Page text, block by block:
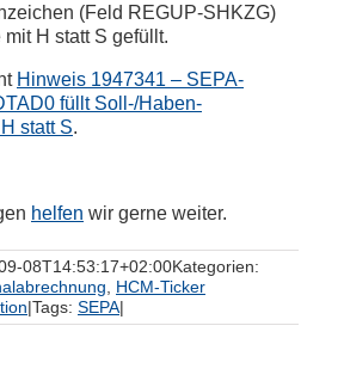
(Feld REGUP-SHKZG)
H statt S gefüllt.
Hinweis 1947341 – SEPA-
füllt Soll-/Haben-
statt S.
helfen wir gerne weiter.
08T14:53:17+02:00Kategorien:
HCM-Ticker
|Tags: SEPA|